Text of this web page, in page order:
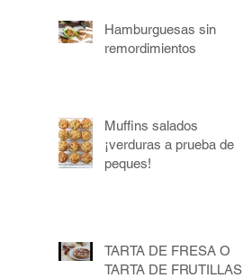
Hamburguesas sin
remordimientos
Muffins salados
¡verduras a prueba de
peques!
TARTA DE FRESA O
TARTA DE FRUTILLAS